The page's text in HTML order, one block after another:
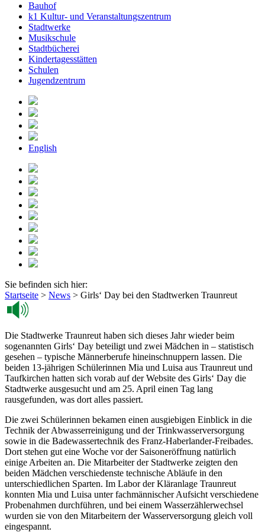
Bauhof
k1 Kultur- und Veranstaltungszentrum
Stadtwerke
Musikschule
Stadtbücherei
Kindertagesstätten
Schulen
Jugendzentrum
English
Sie befinden sich hier:
Startseite > News > Girls‘ Day bei den Stadtwerken Traunreut
Die Stadtwerke Traunreut haben sich dieses Jahr wieder beim
sogenannten Girls‘ Day beteiligt und zwei Mädchen in – statistisch
gesehen – typische Männerberufe hineinschnuppern lassen. Die
beiden 13-jährigen Schülerinnen Mia und Luisa aus Traunreut und
Taufkirchen hatten sich vorab auf der Website des Girls‘ Day die
Stadtwerke ausgesucht und am 25. April einen Tag lang
rausgefunden, was dort alles passiert.
Die zwei Schülerinnen bekamen einen ausgiebigen Einblick in die
Technik der Abwasserreinigung und der Trinkwasserversorgung
sowie in die Badewassertechnik des Franz-Haberlander-Freibades.
Dort stehen gut eine Woche vor der Saisoneröffnung natürlich
einige Arbeiten an. Die Mitarbeiter der Stadtwerke zeigten den
beiden Mädchen verschiedenste technische Abläufe in den
unterschiedlichen Sparten. Im Labor der Kläranlage Traunreut
konnten Mia und Luisa unter fachmännischer Aufsicht verschiedene
Probenahmen durchführen, und bei einem Wasserzählerwechsel
wurden sie von den Mitarbeitern der Wasserversorgung gleich voll
eingespannt.